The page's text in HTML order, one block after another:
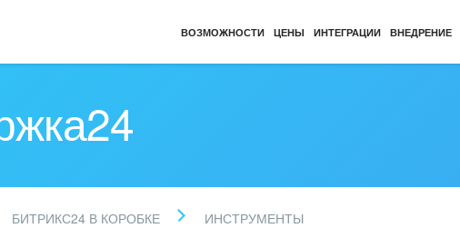
ВОЗМОЖНОСТИ ЦЕНЫ ИНТЕГРАЦИИ ВНЕДРЕНИЕ
БИТРИКС24 В КОРОБКЕ ИНСТРУМЕНТЫ